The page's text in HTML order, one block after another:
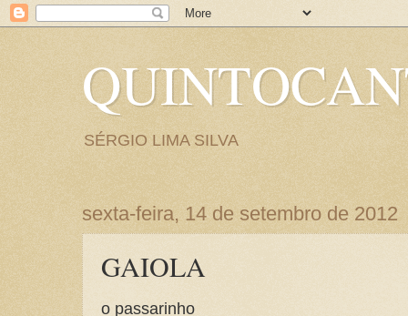
SÉRGIO LIMA SILVA
sexta-feira, 14 de setembro de 2012
GAIOLA
o passarinho